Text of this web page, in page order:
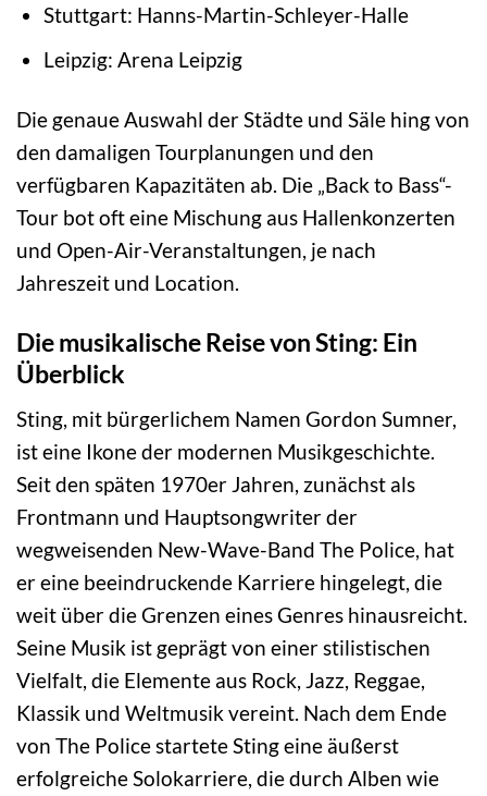
Stuttgart: Hanns-Martin-Schleyer-Halle
Leipzig: Arena Leipzig
Die genaue Auswahl der Städte und Säle hing von
den damaligen Tourplanungen und den
verfügbaren Kapazitäten ab. Die „Back to Bass“-
Tour bot oft eine Mischung aus Hallenkonzerten
und Open-Air-Veranstaltungen, je nach
Jahreszeit und Location.
Die musikalische Reise von Sting: Ein
Überblick
Sting, mit bürgerlichem Namen Gordon Sumner,
ist eine Ikone der modernen Musikgeschichte.
Seit den späten 1970er Jahren, zunächst als
Frontmann und Hauptsongwriter der
wegweisenden New-Wave-Band The Police, hat
er eine beeindruckende Karriere hingelegt, die
weit über die Grenzen eines Genres hinausreicht.
Seine Musik ist geprägt von einer stilistischen
Vielfalt, die Elemente aus Rock, Jazz, Reggae,
Klassik und Weltmusik vereint. Nach dem Ende
von The Police startete Sting eine äußerst
erfolgreiche Solokarriere, die durch Alben wie